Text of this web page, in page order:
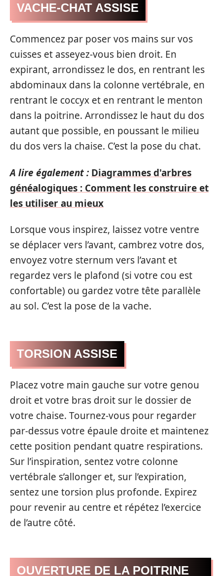
VACHE-CHAT ASSISE
Commencez par poser vos mains sur vos
cuisses et asseyez-vous bien droit. En
expirant, arrondissez le dos, en rentrant les
abdominaux dans la colonne vertébrale, en
rentrant le coccyx et en rentrant le menton
dans la poitrine. Arrondissez le haut du dos
autant que possible, en poussant le milieu
du dos vers la chaise. C’est la pose du chat.
A lire également : Diagrammes d'arbres
généalogiques : Comment les construire et
les utiliser au mieux
Lorsque vous inspirez, laissez votre ventre
se déplacer vers l’avant, cambrez votre dos,
envoyez votre sternum vers l’avant et
regardez vers le plafond (si votre cou est
confortable) ou gardez votre tête parallèle
au sol. C’est la pose de la vache.
TORSION ASSISE
Placez votre main gauche sur votre genou
droit et votre bras droit sur le dossier de
votre chaise. Tournez-vous pour regarder
par-dessus votre épaule droite et maintenez
cette position pendant quatre respirations.
Sur l’inspiration, sentez votre colonne
vertébrale s’allonger et, sur l’expiration,
sentez une torsion plus profonde. Expirez
pour revenir au centre et répétez l’exercice
de l’autre côté.
OUVERTURE DE LA POITRINE